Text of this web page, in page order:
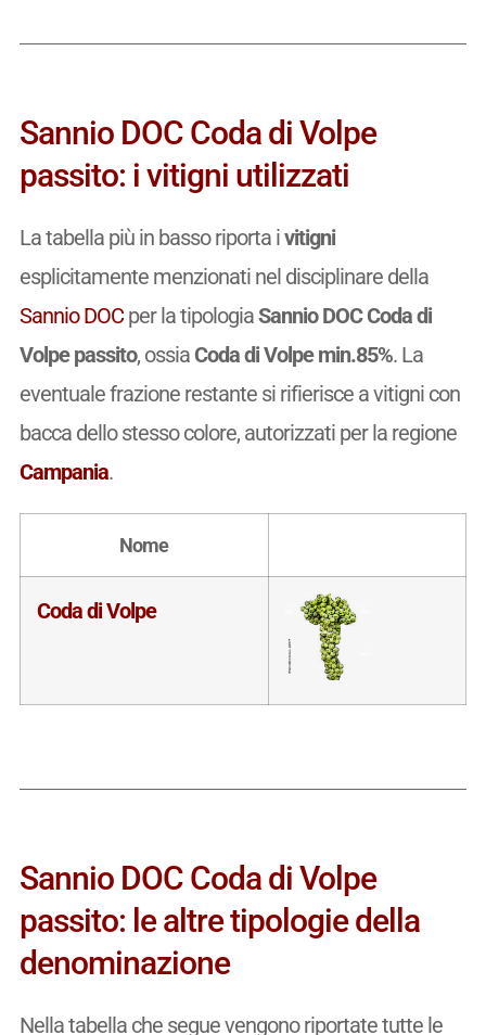
Sannio DOC Coda di Volpe
passito: i vitigni utilizzati
La tabella più in basso riporta ivitigni
esplicitamente menzionati nel disciplinare della
Sannio DOCper la tipologiaSannio DOC Coda di
Volpe passito, ossia Coda di Volpe min.85%. La
eventuale frazione restante si rifierisce a vitigni con
bacca dello stesso colore, autorizzati per la regione
Campania.
Nome
Coda di Volpe
Sannio DOC Coda di Volpe
passito: le altre tipologie della
denominazione
Nella tabella che segue vengono riportate tutte le